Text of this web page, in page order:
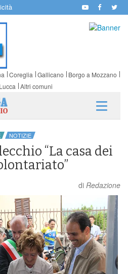
Coreglia Gallicano
Borgo a Mozzano
Altri comuni
NOTIZIE
“La casa dei
di Redazione